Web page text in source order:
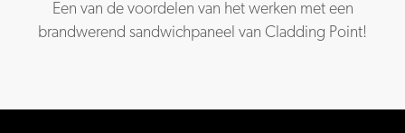
Een van de voordelen van het werken met een
brandwerend sandwichpaneel van Cladding Point!